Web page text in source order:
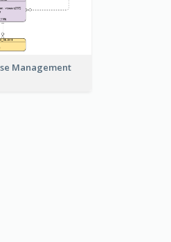
Management